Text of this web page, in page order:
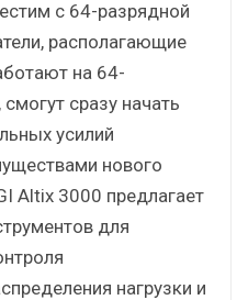
с 64-разрядной
располагающие
на 64-
сразу начать
усилий
нового
Altix 3000 предлагает
для
нагрузки и